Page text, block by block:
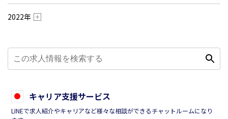
2022年
キャリア支援サービス
LINEで求人紹介やキャリアなど様々な相談ができるチャットルームになり